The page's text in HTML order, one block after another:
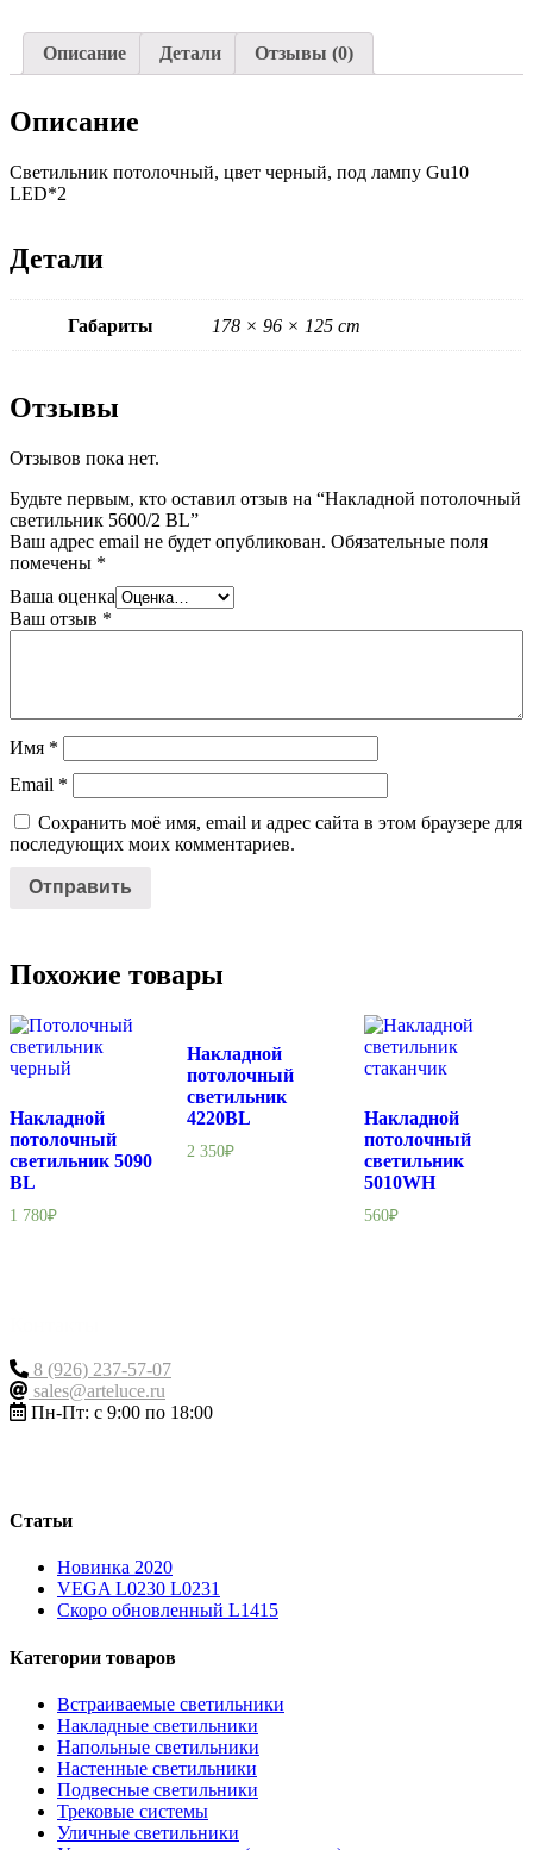
Описание Детали Отзывы (0)
Описание
Светильник потолочный, цвет черный, под лампу Gu10
LED*2
Детали
Габариты 178 × 96 × 125 cm
Отзывы
Отзывов пока нет.
Будьте первым, кто оставил отзыв на “Накладной потолочный
светильник 5600/2 BL”
Ваш адрес email не будет опубликован. Обязательные поля
помечены *
Ваша оценка
Ваш отзыв *
Имя *
Email *
Сохранить моё имя, email и адрес сайта в этом браузере для
последующих моих комментариев.
Похожие товары
Накладной
потолочный
светильник 5090
BL
1 780₽
Накладной
потолочный
светильник
4220BL
2 350₽
Накладной
потолочный
светильник
5010WH
560₽
8 (926) 237-57-07
sales@arteluce.ru
Пн-Пт: с 9:00 по 18:00
Статьи
Новинка 2020
VEGA L0230 L0231
Скоро обновленный L1415
Категории товаров
Встраиваемые светильники
Накладные светильники
Напольные светильники
Настенные светильники
Подвесные светильники
Трековые системы
Уличные светильники